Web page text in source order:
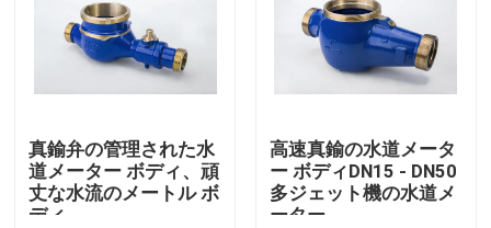
真鍮弁の管理された水
道メーター ボディ、頑
丈な水流のメートル ボ
ディ
高速真鍮の水道メータ
ー ボディDN15 - DN50
多ジェット機の水道メ
ーター